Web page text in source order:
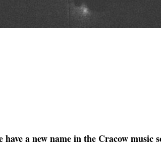
have a new name in the Cracow music